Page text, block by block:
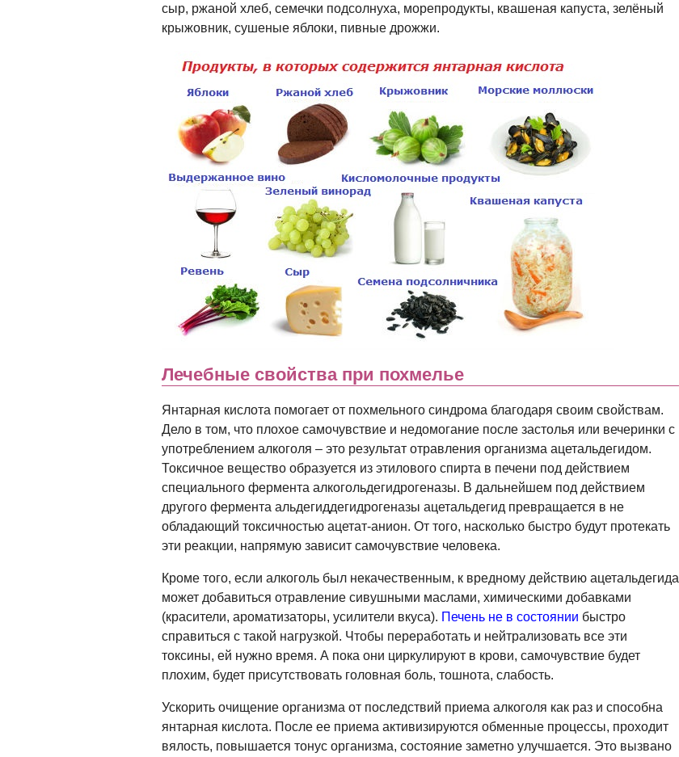
сыр, ржаной хлеб, семечки подсолнуха, морепродукты, квашеная капуста, зелёный
крыжовник, сушеные яблоки, пивные дрожжи.
Лечебные свойства при похмелье
Янтарная кислота помогает от похмельного синдрома благодаря своим свойствам.
Дело в том, что плохое самочувствие и недомогание после застолья или вечеринки с
употреблением алкоголя – это результат отравления организма ацетальдегидом.
Токсичное вещество образуется из этилового спирта в печени под действием
специального фермента алкогольдегидрогеназы. В дальнейшем под действием
другого фермента альдегиддегидрогеназы ацетальдегид превращается в не
обладающий токсичностью ацетат-анион. От того, насколько быстро будут протекать
эти реакции, напрямую зависит самочувствие человека.
Кроме того, если алкоголь был некачественным, к вредному действию ацетальдегида
может добавиться отравление сивушными маслами, химическими добавками
(красители, ароматизаторы, усилители вкуса). Печень не в состоянии быстро
справиться с такой нагрузкой. Чтобы переработать и нейтрализовать все эти
токсины, ей нужно время. А пока они циркулируют в крови, самочувствие будет
плохим, будет присутствовать головная боль, тошнота, слабость.
Ускорить очищение организма от последствий приема алкоголя как раз и способна
янтарная кислота. После ее приема активизируются обменные процессы, проходит
вялость, повышается тонус организма, состояние заметно улучшается. Это вызвано